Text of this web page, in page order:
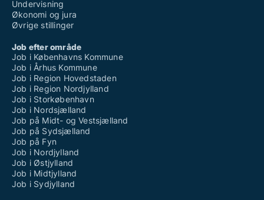
Undervisning
Økonomi og jura
Øvrige stillinger
Job efter område
Job i Københavns Kommune
Job i Århus Kommune
Job i Region Hovedstaden
Job i Region Nordjylland
Job i Storkøbenhavn
Job i Nordsjælland
Job på Midt- og Vestsjælland
Job på Sydsjælland
Job på Fyn
Job i Nordjylland
Job i Østjylland
Job i Midtjylland
Job i Sydjylland